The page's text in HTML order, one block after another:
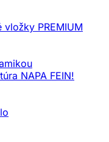
PREMIUM
NAPA FEIN!